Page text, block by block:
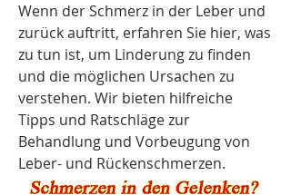
Wenn der Schmerz in der Leber und
zurück auftritt, erfahren Sie hier, was
zu tun ist, um Linderung zu finden
und die möglichen Ursachen zu
verstehen. Wir bieten hilfreiche
Tipps und Ratschläge zur
Behandlung und Vorbeugung von
Leber- und Rückenschmerzen.